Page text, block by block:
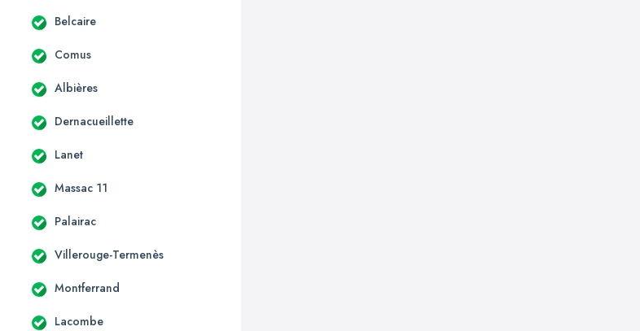
Belcaire
Comus
Albières
Dernacueillette
Lanet
Massac 11
Palairac
Villerouge-Termenès
Montferrand
Lacombe